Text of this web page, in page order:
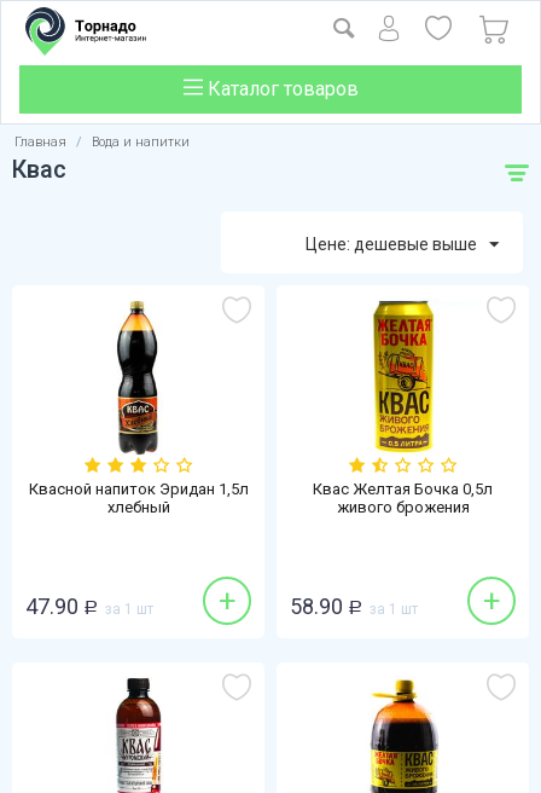
Каталог товаров
Главная / Вода и напитки
Квас
Цене: дешевые выше
Квасной напиток Эридан 1,5л
хлебный
47.90 Р за 1 шт +
Квас Желтая Бочка 0,5л
живого брожения
58.90 Р за 1 шт +